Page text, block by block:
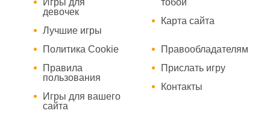
девочек
Лучшие игры
Карта сайта
Политика Cookie
Правила
пользования
Игры для вашего
сайта
Правообладателям
Прислать игру
Контакты